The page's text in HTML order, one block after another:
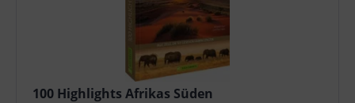
100 Highlights Afrikas Süden